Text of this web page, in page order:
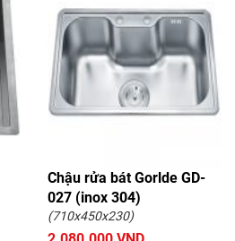
Chậu rửa bát Gorlde GD-
027 (inox 304)
(710x450x230)